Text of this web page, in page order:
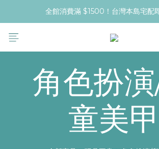
全館消費滿 $1500！台灣本島宅配
角色扮
童美甲